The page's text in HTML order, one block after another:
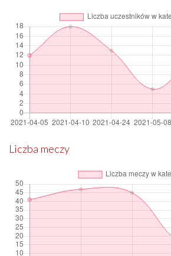
Liczba meczy